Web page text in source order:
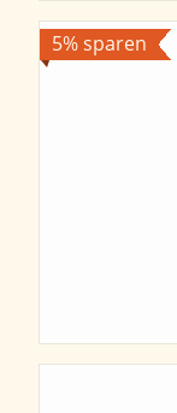
5% sparen